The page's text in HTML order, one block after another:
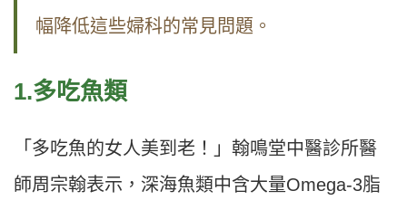
幅降低這些婦科的常見問題。
1.多吃魚類
「多吃魚的女人美到老！」翰鳴堂中醫診所醫
師周宗翰表示，深海魚類中含大量Omega-3脂